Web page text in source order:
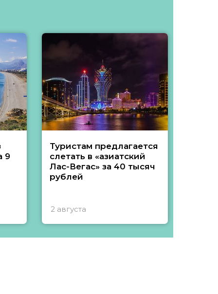
9
Туристам предлагается
слетать в «азиатский
Лас-Вегас» за 40 тысяч
рублей
2 августа